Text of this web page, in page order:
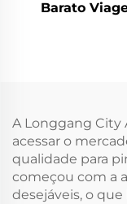
Barato
Logotipo
Personalizado
de Lona de
com Zíper
A Longgang City
acessar o
qualidade para
começou com a
desejáveis, o